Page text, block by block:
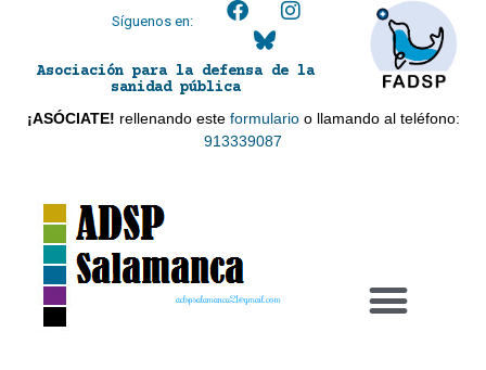
Síguenos en:
Asociación para la defensa de la
sanidad pública
¡ASÓCIATE! rellenando este formularioo llamando al teléfono:
913339087
adspsalamanca21@gmail.com